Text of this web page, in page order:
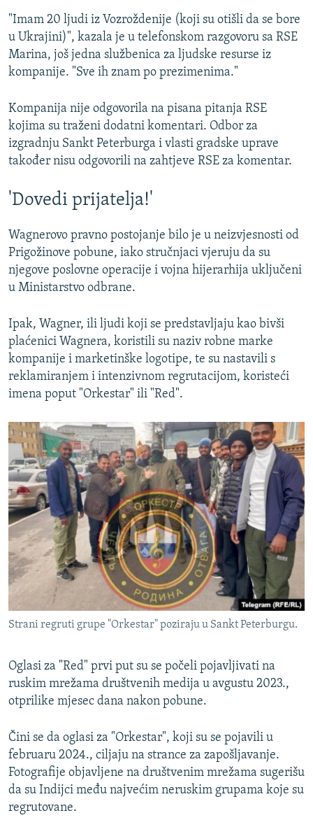
"Imam 20 ljudi iz Vozroždenije (koji su otišli da se bore
u Ukrajini)", kazala je u telefonskom razgovoru sa RSE
Marina, još jedna službenica za ljudske resurse iz
kompanije. "Sve ih znam po prezimenima."
Kompanija nije odgovorila na pisana pitanja RSE
kojima su traženi dodatni komentari. Odbor za
izgradnju Sankt Peterburga i vlasti gradske uprave
također nisu odgovorili na zahtjeve RSE za komentar.
'Dovedi prijatelja!'
Wagnerovo pravno postojanje bilo je u neizvjesnosti od
Prigožinove pobune, iako stručnjaci vjeruju da su
njegove poslovne operacije i vojna hijerarhija uključeni
u Ministarstvo odbrane.
Ipak, Wagner, ili ljudi koji se predstavljaju kao bivši
plaćenici Wagnera, koristili su naziv robne marke
kompanije i marketinške logotipe, te su nastavili s
reklamiranjem i intenzivnom regrutacijom, koristeći
imena poput "Orkestar" ili "Red".
Strani regruti grupe "Orkestar" poziraju u Sankt Peterburgu.
Oglasi za "Red" prvi put su se počeli pojavljivati na
ruskim mrežama društvenih medija u avgustu 2023.,
otprilike mjesec dana nakon pobune.
Čini se da oglasi za "Orkestar", koji su se pojavili u
februaru 2024., ciljaju na strance za zapošljavanje.
Fotografije objavljene na društvenim mrežama sugerišu
da su Indijci među najvećim neruskim grupama koje su
regrutovane.